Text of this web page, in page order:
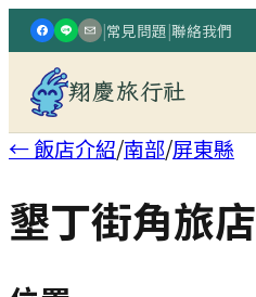
|常見問題|聯絡我們
翔慶旅行社
← 飯店介紹/南部/屏東縣
墾丁街角旅店